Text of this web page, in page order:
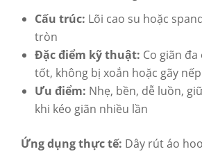
Cấu trúc: Lõi cao su hoặc
tròn
Đặc điểm kỹ thuật: Co giãn
tốt, không bị xoắn hoặc gãy nếp
Ưu điểm: Nhẹ, bền, dễ luồn,
khi kéo giãn nhiều lần
Ứng dụng thực tế: Dây rút áo